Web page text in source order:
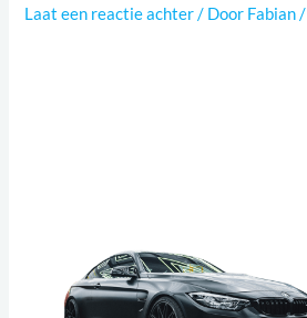
Laat een reactie achter / Door Fabian/